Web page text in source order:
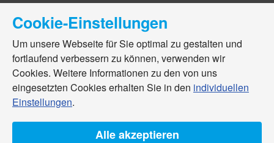
Cookie-Einstellungen
Um unsere Webseite für Sie optimal zu gestalten und
fortlaufend verbessern zu können, verwenden wir
Cookies. Weitere Informationen zu den von uns
eingesetzten Cookies erhalten Sie in den individuellen
Einstellungen.
Alle akzeptieren